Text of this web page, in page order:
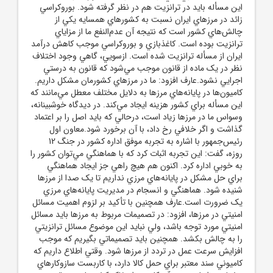
اين مسأله بايد در ترانزيت هم در نظر گرفته شود. بوروکراسي
زائد در مرزهاي ايران نسبت به کشورهاي همسايه يکي از
چالش‌هاي کشور است که نتيجه آن عدم‌النفع ما از مزاياي
ترانزيت بوده است. کاغذبازي و بوروکراسي موجب کاهش درآمد
ايران از مسأله ترانزيت شده است. ازسويي، گاهي وجود اختلاف
نظر در يک ماده از قانون موجب مي‌شود که قانون به درستي
اجرايي نشود.عارف افزود: ما در مرزهاي کشورمان مشکل داريم.
کاميون‌ها در پايانه‌هاي مرزها به دلايل مختلف معطل مي‌مانند که
اين مسأله براي کشور هزينه ايجاد مي‌کند. در ديدگاه خوشبينانه،
وسواس ما در مرزها زياد است، درحالي که بايد اصل را بر اعتماد
گذاشت و اگر خلافي رخ داد، با آن برخورد شود.معاون اول
رئيس‌جمهور با اشاره به تجربه موفق اداره کشور در جنگ 12
روزه، گفت: اين تجربه اثبات کرد که با هماهنگي مي‌توان کشور را
به خوبي اداره کرد. اکنون هم هيچ راهي جز ايجاد هماهنگي
براي حل مشکل در پايانه‌هاي مرزي نداريم تا يک صدا از مرزها
شنيده شود. هماهنگي و انسجام در مديريت پايانه‌هاي مرزي
يک ضرورت است.عارف همچنين با تأکيد بر لزوم اهميت مسائل
امنيتي در مرزها، افزود: در تصميمات مربوط به مرزها بايد مسائل
امنيتي مورد توجه باشد، ولي نبايد اين موضوع مسائل ترانزيتي
را به چالش بکشد. همچنين بايد تصميماتي بگيريم که موجب
افزايش سرعت عمل در تردد از مرزها شود. وقتي اطلاع داريم که
کاميوني سند معتبر براي حمل کالا دارد، با کاربست سازوکارهاي